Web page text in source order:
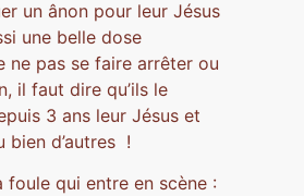
un ânon pour leur Jésus
une belle dose
ne pas se faire arrêter ou
il faut dire qu’ils le
3 ans leur Jésus et
bien d’autres !
foule qui entre en scène :